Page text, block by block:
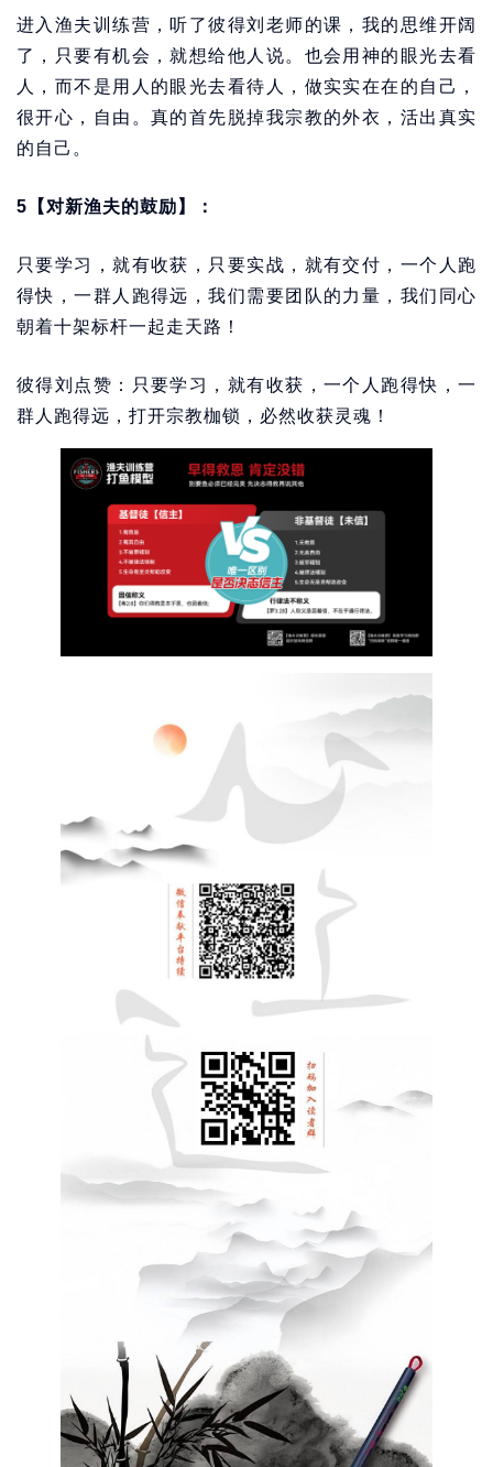
进入渔夫训练营，听了彼得刘老师的课，我的思维开阔
了，只要有机会，就想给他人说。也会用神的眼光去看
人，而不是用人的眼光去看待人，做实实在在的自己，
很开心，自由。真的首先脱掉我宗教的外衣，活出真实
的自己。
5【对新渔夫的鼓励】：
只要学习，就有收获，只要实战，就有交付，一个人跑
得快，一群人跑得远，我们需要团队的力量，我们同心
朝着十架标杆一起走天路！
彼得刘点赞：只要学习，就有收获，一个人跑得快，一
群人跑得远，打开宗教枷锁，必然收获灵魂！